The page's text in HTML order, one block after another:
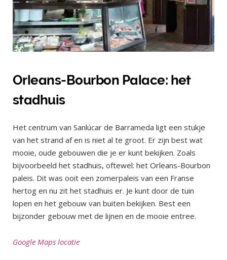
Orleans-Bourbon Palace: het
stadhuis
Het centrum van Sanlúcar de Barrameda ligt een stukje
van het strand af en is niet al te groot. Er zijn best wat
mooie, oude gebouwen die je er kunt bekijken. Zoals
bijvoorbeeld het stadhuis, oftewel: het Orleans-Bourbon
paleis. Dit was ooit een zomerpaleis van een Franse
hertog en nu zit het stadhuis er. Je kunt door de tuin
lopen en het gebouw van buiten bekijken. Best een
bijzonder gebouw met de lijnen en de mooie entree.
Google Maps locatie